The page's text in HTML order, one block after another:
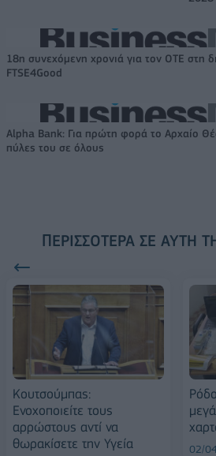
18η συνεχόμενη χρονιά για τον ΟΤΕ στη
FTSE4Good
Alpha Bank: Για πρώτη φορά το Αρχαίο
πύλες του σε όλους
ΠΕΡΙΣΣΌΤΕΡΑ ΣΕ ΑΥΤΉ
Κουτσούμπας:
Ενοχοποιείτε τους
αρρώστους αντί να
θωρακίσετε την Υγεία
02/